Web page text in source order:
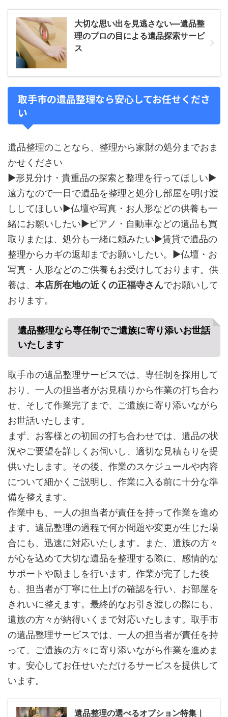
大切な思い出を見逃さない―遺品整
理のプロの目による遺品探索サービ
ス
取手市の遺品整理なら安心してお任せくださ
い
遺品整理のことなら、整理から家財の処分までおま
かせください
▶形見分け・貴重品の探索と整理を行ってほしい▶
遠方なので一日で遺品を整理と処分し部屋を明け渡
ししてほしい▶仏壇や写真・お人形などの供養も一
緒にお願いしたい▶ピアノ・自動車などの遺品も買
取りまたは、処分も一緒に頼みたい▶賃貸で遺品の
整理からカギの返却までお願いしたい。▶仏壇・お
写真・人形などのご供養もお受けしております。供
養は、 本店所在地の近くの正福寺さんでお願いして
おります。
遺品整理なら専任制でご遺族に寄り添いお世話
いたします
取手市の遺品整理サービスでは、専任制を採用して
おり、一人の担当者がお見積りから作業の打ち合わ
せ、そして作業完了まで、ご遺族に寄り添いながら
お世話いたします。
まず、お客様との初回の打ち合わせでは、遺品の状
況やご要望を詳しくお伺いし、適切な見積もりを提
供いたします。その後、作業のスケジュールや内容
について細かくご説明し、作業に入る前に十分な準
備を整えます。
作業中も、一人の担当者が責任を持って作業を進め
ます。遺品整理の過程で何か問題や変更が生じた場
合にも、迅速に対応いたします。また、遺族の方々
が心を込めて大切な遺品を整理する際に、感情的な
サポートや励ましを行います。作業が完了した後
も、担当者が丁寧に仕上げの確認を行い、お部屋を
きれいに整えます。最終的なお引き渡しの際にも、
遺族の方々が納得いくまで対応いたします。取手市
の遺品整理サービスでは、一人の担当者が責任を持
って、ご遺族の方々に寄り添いながら作業を進めま
す。安心してお任せいただけるサービスを提供して
います。
遺品整理の選べるオプション特集｜